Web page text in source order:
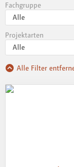
Fachgruppe
Projektarten
Alle Filter